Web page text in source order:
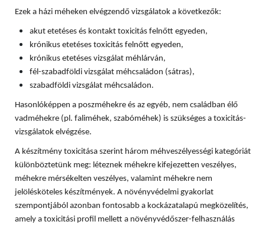
Ezek a házi méheken elvégzendő vizsgálatok a következők:
akut etetéses és kontakt toxicitás felnőtt egyeden,
krónikus etetéses toxicitás felnőtt egyeden,
krónikus etetéses vizsgálat méhlárván,
fél-szabadföldi vizsgálat méhcsaládon (sátras),
szabadföldi vizsgálat méhcsaládon.
Hasonlóképpen a poszméhekre és az egyéb, nem családban élő
vadméhekre (pl. faliméhek, szabóméhek) is szükséges a toxicitás-
vizsgálatok elvégzése.
A készítmény toxicitása szerint három méhveszélyességi kategóriát
különböztetünk meg: léteznek méhekre kifejezetten veszélyes,
méhekre mérsékelten veszélyes, valamint méhekre nem
jelölésköteles készítmények. A növényvédelmi gyakorlat
szempontjából azonban fontosabb a kockázatalapú megközelítés,
amely a toxicitási profil mellett a növényvédőszer-felhasználás